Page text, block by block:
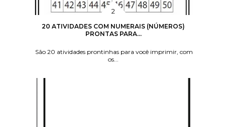
20 ATIVIDADES COM NUMERAIS (NÚMEROS)
PRONTAS PARA...
São 20 atividades prontinhas para você imprimir, com
os...